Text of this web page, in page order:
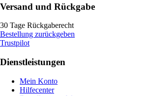
Versand und Rückgabe
30 Tage Rückgaberecht
Bestellung zurückgeben
Trustpilot
Dienstleistungen
Mein Konto
Hilfecenter